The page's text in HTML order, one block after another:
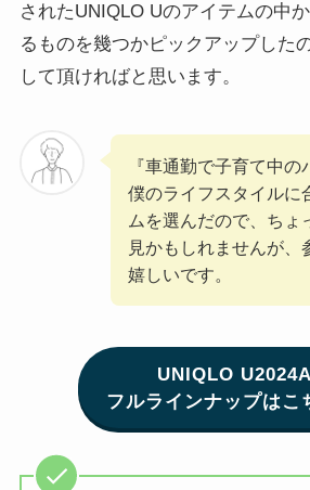
されたUNIQLO Uのアイテムの中
るものを幾つかピックアップした
して頂ければと思います。
『車通勤で子育て中の
僕のライフスタイルに
ムを選んだので、ちょ
見かもしれませんが、
嬉しいです。
UNIQLO
フルラインナップはこ